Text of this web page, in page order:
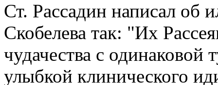
Ст. Рассадин написал об
Скобелева так: "Их
чудачества с
улыбкой клинического